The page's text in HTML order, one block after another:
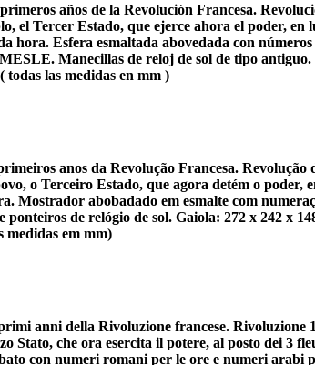
años de la Revolución Francesa.
el Tercer Estado, que ejerce ahora el poder,
hora. Esfera esmaltada abovedada con
Manecillas de reloj de sol de tipo
todas las medidas en mm )
anos da Revolução Francesa.
o Terceiro Estado, que agora detém o
Mostrador abobadado em esmalte com
de relógio de sol. Gaiola: 272 x 242 x
medidas em mm)
anni della Rivoluzione francese.
Stato, che ora esercita il potere, al posto dei 3
con numeri romani per le ore e numeri